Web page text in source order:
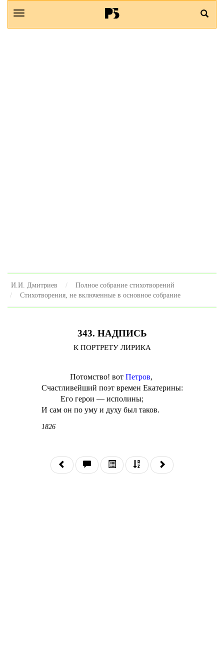
И.И. Дмитриев
Полное собрание стихотворений
Стихотворения, не включенные в основное собрание
343. НАДПИСЬ
К ПОРТРЕТУ ЛИРИКА
Потомство! вотПетров,
Счастливейший поэт времен Екатерины:
Его герои — исполины;
И сам он по уму и духу был таков.
1826